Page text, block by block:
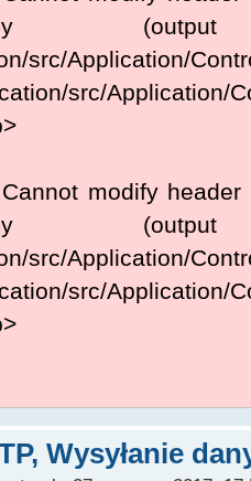
src/Application/
src/Application/
modify
src/Application/
src/Application/
Wysyłanie